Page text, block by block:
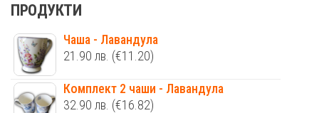
ПРОДУКТИ
Чаша - Лавандула
21.90 лв. (€11.20)
Комплект 2 чаши - Лавандула
32.90 лв. (€16.82)